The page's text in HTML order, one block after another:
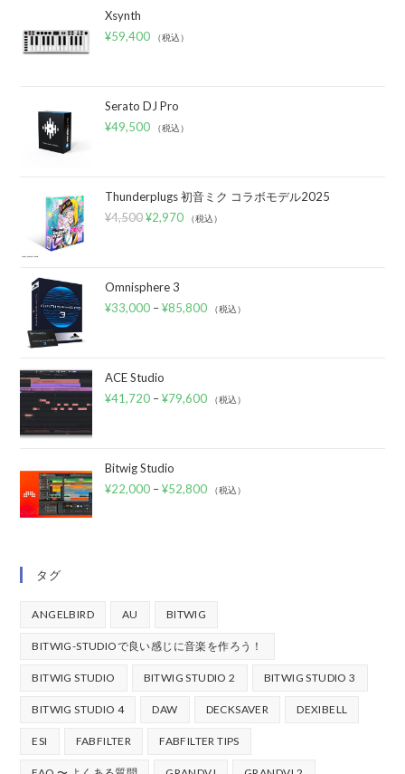
Xsynth
¥59,400 （税込）
Serato DJ Pro
¥49,500 （税込）
Thunderplugs 初音ミク コラボモデル2025
¥4,500 ¥2,970 （税込）
Omnisphere 3
¥33,000 –¥85,800 （税込）
ACE Studio
¥41,720 –¥79,600 （税込）
Bitwig Studio
¥22,000 –¥52,800 （税込）
タグ
ANGELBIRD AU BITWIG
BITWIG-STUDIOで良い感じに音楽を作ろう！
BITWIG STUDIO BITWIG STUDIO 2 BITWIG STUDIO 3
BITWIG STUDIO 4 DAW DECKSAVER DEXIBELL
ESI FABFILTER FABFILTER TIPS